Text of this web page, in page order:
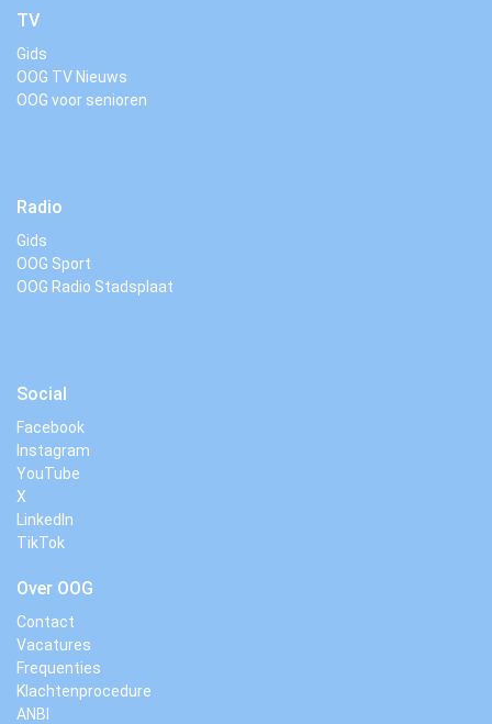
TV
Gids
OOG TV Nieuws
OOG voor senioren
Radio
Gids
OOG Sport
OOG Radio Stadsplaat
Social
Facebook
Instagram
YouTube
X
LinkedIn
TikTok
Over OOG
Contact
Vacatures
Frequenties
Klachtenprocedure
ANBI